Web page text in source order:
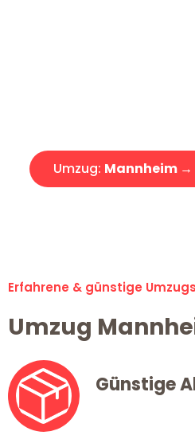
Umzug: Mannheim →
Erfahrene & günstige
Umzug
Günstige